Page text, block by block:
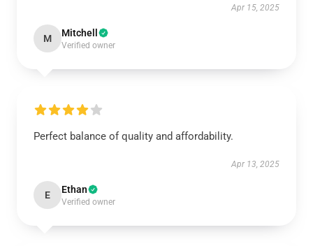
Apr 15, 2025
M Mitchell
Verified owner
Perfect balance of quality and affordability.
Apr 13, 2025
E Ethan
Verified owner